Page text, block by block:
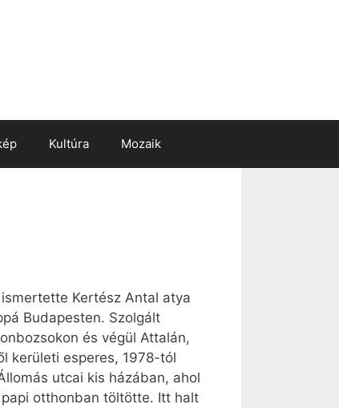
Kultúra Mozaik
Kertész Antal atya
Budapesten. Szolgált
és végül Attalán,
kerületi esperes, 1978-tól
utcai kis házában, ahol
otthonban töltötte. Itt halt